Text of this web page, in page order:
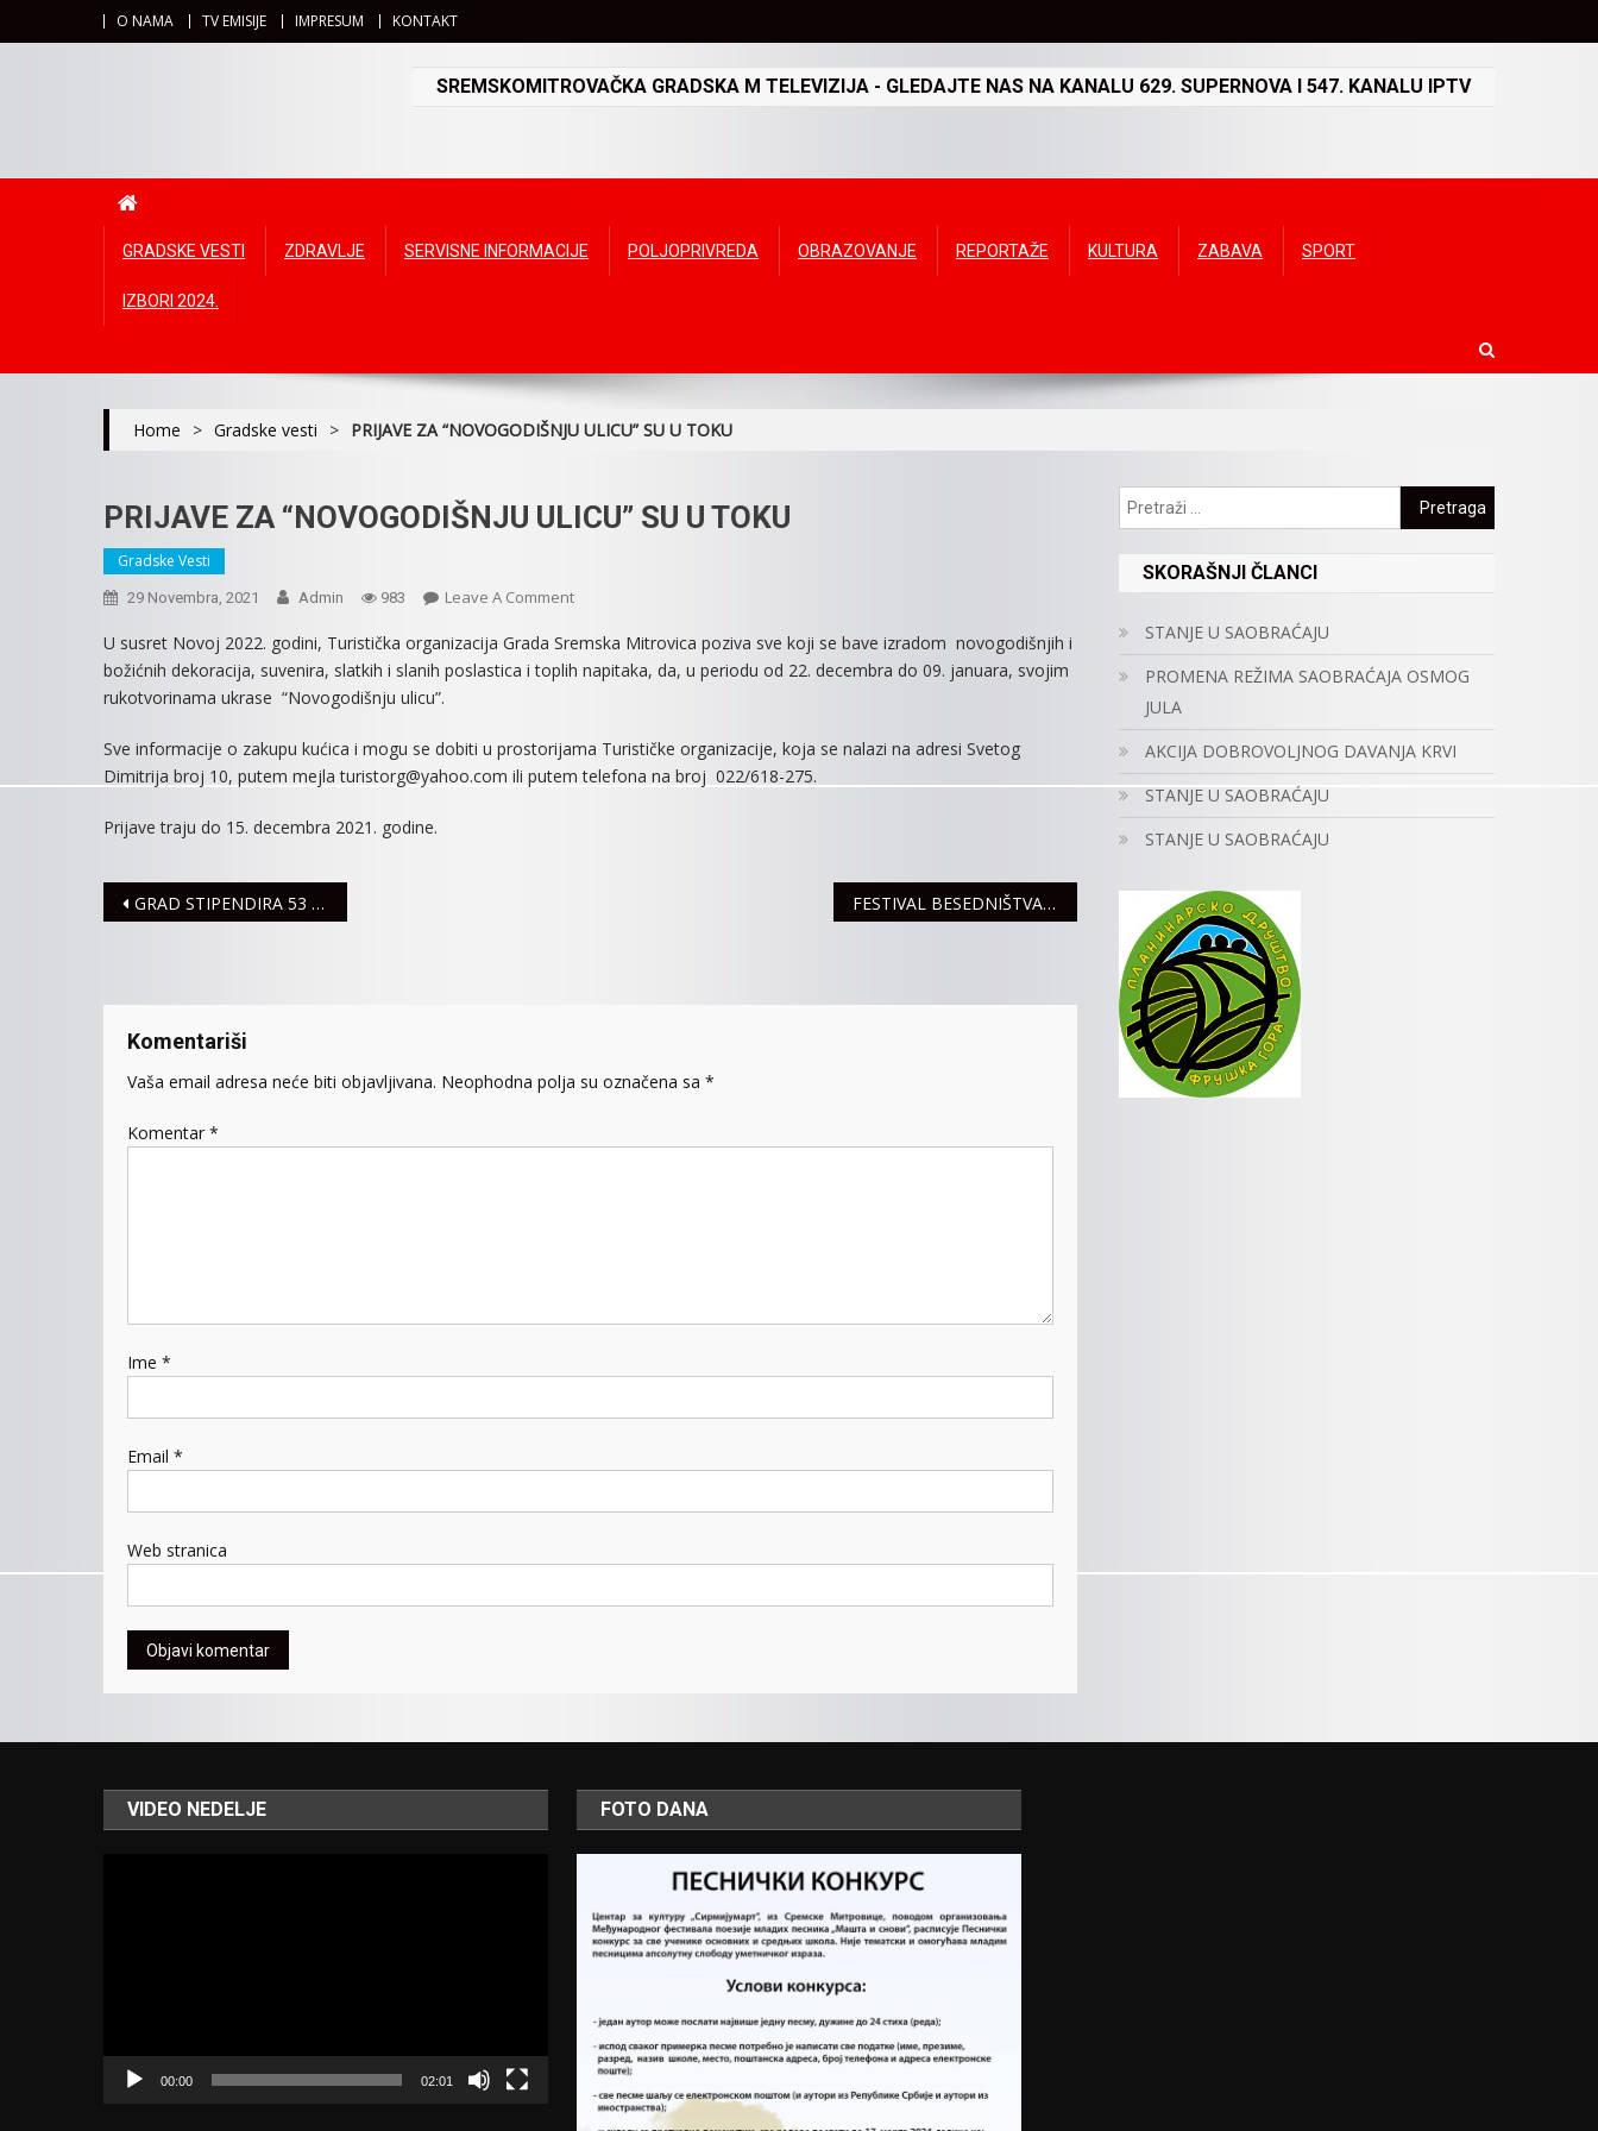
O NAMA TV EMISIJE IMPRESUM KONTAKT
SREMSKOMITROVAČKA GRADSKA M TELEVIZIJA - GLEDAJTE NAS NA KANALU 629. SUPERNOVA I 547. KANALU IPTV
GRADSKE VESTI ZDRAVLJE SERVISNE INFORMACIJE POLJOPRIVREDA OBRAZOVANJE REPORTAŽE KULTURA ZABAVA SPORT
IZBORI 2024.
Home > Gradske vesti > PRIJAVE ZA “NOVOGODIŠNJU ULICU” SU U TOKU
PRIJAVE ZA “NOVOGODIŠNJU ULICU” SU U TOKU
Gradske Vesti
29 Novembra, 2021 Admin 983 Leave A CommentOn
ZA
“NOVOGODIŠNJU
U
TOKU
U susret Novoj 2022. godini, Turistička organizacija Grada Sremska Mitrovica poziva sve koji se bave izradom novogodišnjih i
božićnih dekoracija, suvenira, slatkih i slanih poslastica i toplih napitaka, da, u periodu od 22. decembra do 09. januara, svojim
rukotvorinama ukrase “Novogodišnju ulicu”.
Sve informacije o zakupu kućica i mogu se dobiti u prostorijama Turističke organizacije, koja se nalazi na adresi Svetog
Dimitrija broj 10, putem mejla turistorg@yahoo.com ili putem telefona na broj 022/618-275.
Prijave traju do 15. decembra 2021. godine.
Navigacija
GRAD STIPENDIRA 53 NAJBOLJA STUDENTA FESTIVAL BESEDNIŠTVA „SIRMIUM LUX VERBI – SIRMIJUM SVETLOST REČI“ 4. DECEMBRA U POZORIŠTU “DOBRICA MILUTINOVIĆ”
Komentariši
Vaša email adresa neće biti objavljivana. Neophodna polja su označena sa *
Komentar *
Ime *
Email *
Web stranica
Pretraga:
SKORAŠNJI ČLANCI
STANJE U SAOBRAĆAJU
PROMENA REŽIMA SAOBRAĆAJA OSMOG
JULA
AKCIJA DOBROVOLJNOG DAVANJA KRVI
STANJE U SAOBRAĆAJU
STANJE U SAOBRAĆAJU
VIDEO NEDELJE
00:00 02:01
FOTO DANA